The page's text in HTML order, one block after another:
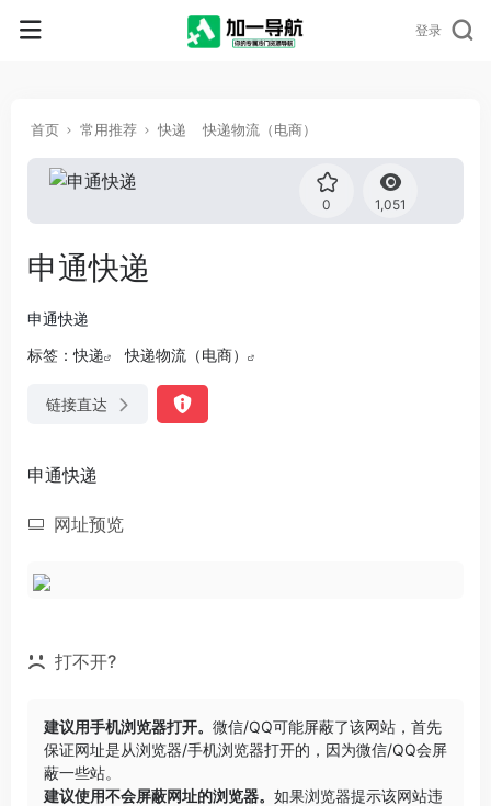
登录
首页 常用推荐 快递 快递物流（电商）
0 1,051
申通快递
申通快递
标签：快递 快递物流（电商）
链接直达
申通快递
网址预览
打不开?
建议用手机浏览器打开。 微信/QQ可能屏蔽了该网站，首先
保证网址是从浏览器/手机浏览器打开的，因为微信/QQ会屏
蔽一些站。
建议使用不会屏蔽网址的浏览器。 如果浏览器提示该网站违